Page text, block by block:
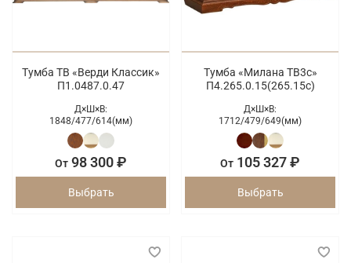
Тумба ТВ «Верди Классик»
П1.0487.0.47
Д×Ш×В:
1848/477/614(мм)
От 98 300 ₽
Выбрать
Тумба «Милана ТВ3с»
П4.265.0.15(265.15с)
Д×Ш×В:
1712/479/649(мм)
От 105 327 ₽
Выбрать